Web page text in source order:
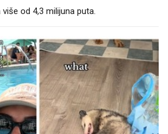
od 4,3 milijuna puta.